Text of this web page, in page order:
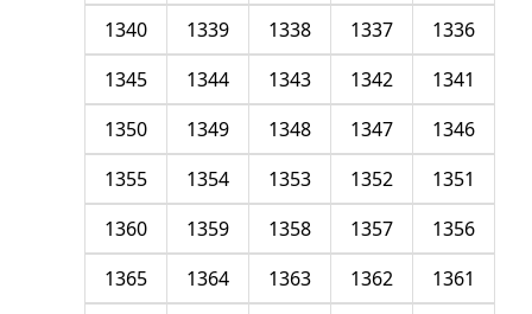
1336
1337
1338
1339
1340
1341
1342
1343
1344
1345
1346
1347
1348
1349
1350
1351
1352
1353
1354
1355
1356
1357
1358
1359
1360
1361
1362
1363
1364
1365